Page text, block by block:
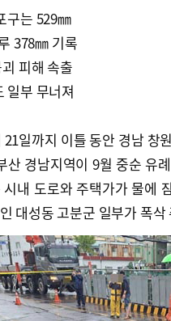
구는 529㎜
378㎜ 기록
피해 속출
일부 무너져
21일까지 이틀 동안 경남 창
산 경남지역이 9월 중순 유
내 도로와 주택가가 물에
대성동 고분군 일부가 폭